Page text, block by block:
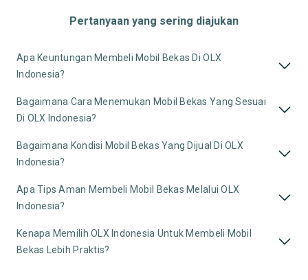
Pertanyaan yang sering diajukan
Apa Keuntungan Membeli Mobil Bekas Di OLX
Indonesia?
Bagaimana Cara Menemukan Mobil Bekas Yang Sesuai
Di OLX Indonesia?
Bagaimana Kondisi Mobil Bekas Yang Dijual Di OLX
Indonesia?
Apa Tips Aman Membeli Mobil Bekas Melalui OLX
Indonesia?
Kenapa Memilih OLX Indonesia Untuk Membeli Mobil
Bekas Lebih Praktis?